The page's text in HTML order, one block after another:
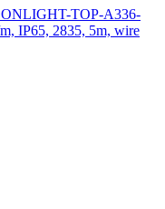
TOP-A336-
IP65, 2835, 5m, wire